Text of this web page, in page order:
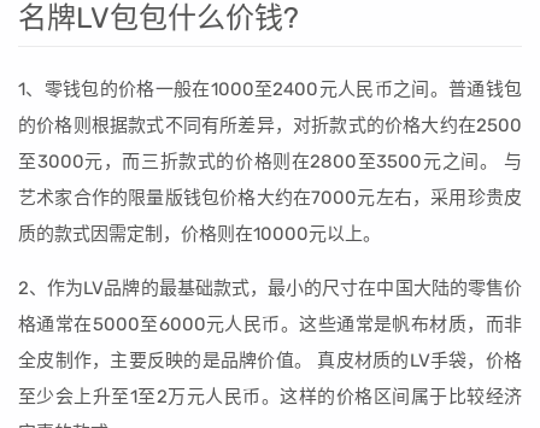
名牌LV包包什么价钱?
1、零钱包的价格一般在1000至2400元人民币之间。普通钱包
的价格则根据款式不同有所差异，对折款式的价格大约在2500
至3000元，而三折款式的价格则在2800至3500元之间。 与
艺术家合作的限量版钱包价格大约在7000元左右，采用珍贵皮
质的款式因需定制，价格则在10000元以上。
2、作为LV品牌的最基础款式，最小的尺寸在中国大陆的零售价
格通常在5000至6000元人民币。这些通常是帆布材质，而非
全皮制作，主要反映的是品牌价值。 真皮材质的LV手袋，价格
至少会上升至1至2万元人民币。这样的价格区间属于比较经济